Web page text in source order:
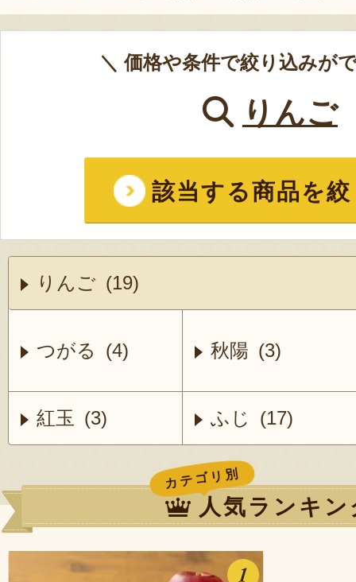
＼ 価格や条件で絞り込みが
りんご
該当する商品を
りんご (19)
つがる (4) 秋陽 (3)
紅玉 (3) ふじ (17)
カテゴリ別
人気ランキン